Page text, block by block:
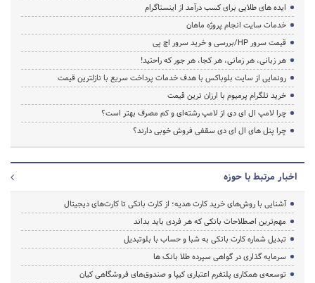
ایده های طلایی برای کسب درآمد از اینستاگرام
خدمات سایت انجام پروژه ماهان
قیمت سرور HP/بررسی و خرید سرور اچ پی
هر زبانی، هر زمانی، هر کجا، هر جور که راحتید!
رونمایی از سایت بلوباکس با هدف خدمات پرداخت سریع با نازلترین قیمت
خرید تلگرام پرمیوم با ارزان ترین قیمت
چرا لامپ ال ای دی از لامپ رشته‌ای و کم مصرف بهتر است؟
چرا پنل های ال ای دی سقفی فروش خوبی دارند؟
اخبار مرتبط با حوزه
آشنایی با روش‌های خرید کارت هدیه؛ از کارت بانکی تا کارت‌های دیجیتال
مهم‌ترین اصطلاحات بانکی که هر فردی باید بداند
تبدیل شماره کارت بانکی به شبا و حساب با بلوتبدیل
سرمایه گذاری در گواهی سپرده طلا بانک ها
توسعه‌ی همکاری‌ پلتفرم اعتباری کیپا و صندوق‌های فروشگاهی کیان